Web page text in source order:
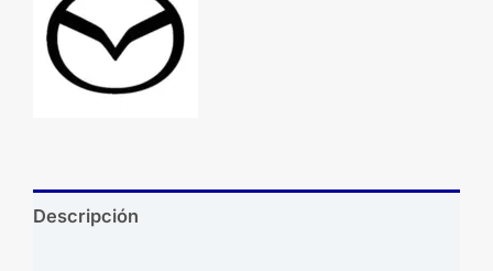
Descripción